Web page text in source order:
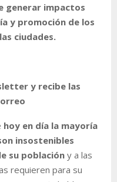
generar impactos
y promoción de los
ciudades.
y recibe las
hoy en día la mayoría
insostenibles
su población y a las
requieren para su